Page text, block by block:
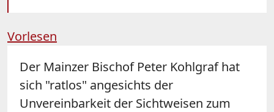
Vorlesen
Der Mainzer Bischof Peter Kohlgraf hat
sich "ratlos" angesichts der
Unvereinbarkeit der Sichtweisen zum